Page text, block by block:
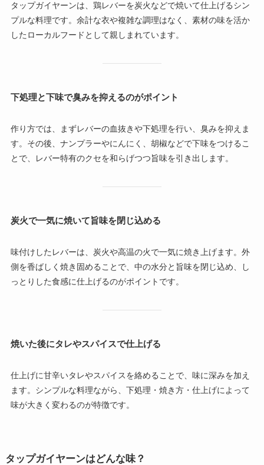
タップガイヤーンは、鶏レバーを炭火などで焼いて仕上げるシン
プルな料理です。余計な衣や複雑な調理はなく、素材の味を活か
したローカルフードとして親しまれています。
下処理と下味で臭みを抑えるのがポイント
作り方では、まずレバーの血抜きや下処理を行い、臭みを抑えま
す。その後、ナンプラーやにんにく、胡椒などで下味をつけるこ
とで、レバー特有のクセを和らげつつ旨味を引き出します。
炭火で一気に焼いて旨味を閉じ込める
味付けしたレバーは、炭火や高温の火で一気に焼き上げます。外
側を香ばしく焼き固めることで、中の水分と旨味を閉じ込め、し
っとりした食感に仕上げるのがポイントです。
焼いた後にタレやスパイスで仕上げる
仕上げに甘辛いタレやスパイスを絡めることで、味に深みを加え
ます。シンプルな料理ながら、下処理・焼き方・仕上げによって
味が大きく変わるのが特徴です。
タップガイヤーンはどんな味？